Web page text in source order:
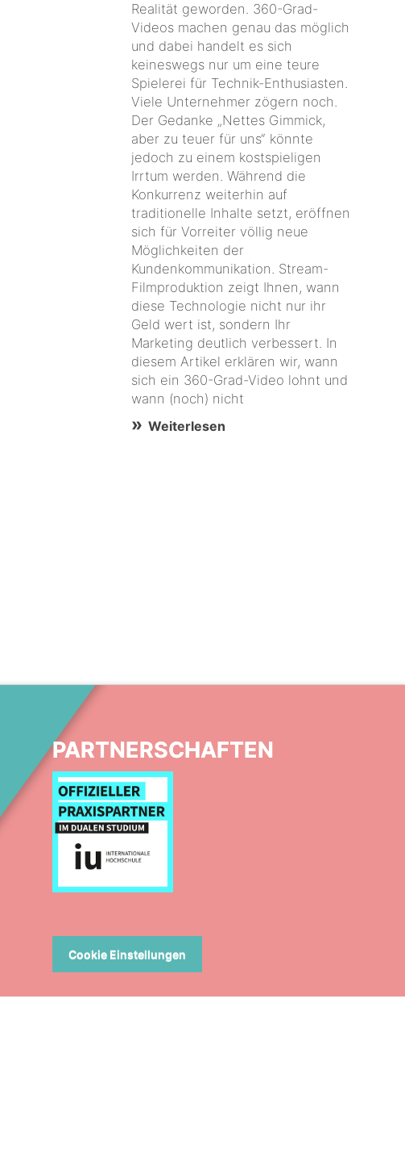
Realität geworden. 360-Grad-
Videos machen genau das möglich
und dabei handelt es sich
keineswegs nur um eine teure
Spielerei für Technik-Enthusiasten.
Viele Unternehmer zögern noch.
Der Gedanke „Nettes Gimmick,
aber zu teuer für uns“ könnte
jedoch zu einem kostspieligen
Irrtum werden. Während die
Konkurrenz weiterhin auf
traditionelle Inhalte setzt, eröffnen
sich für Vorreiter völlig neue
Möglichkeiten der
Kundenkommunikation. Stream-
Filmproduktion zeigt Ihnen, wann
diese Technologie nicht nur ihr
Geld wert ist, sondern Ihr
Marketing deutlich verbessert. In
diesem Artikel erklären wir, wann
sich ein 360-Grad-Video lohnt und
wann (noch) nicht
Weiterlesen
PARTNERSCHAFTEN
Cookie Einstellungen